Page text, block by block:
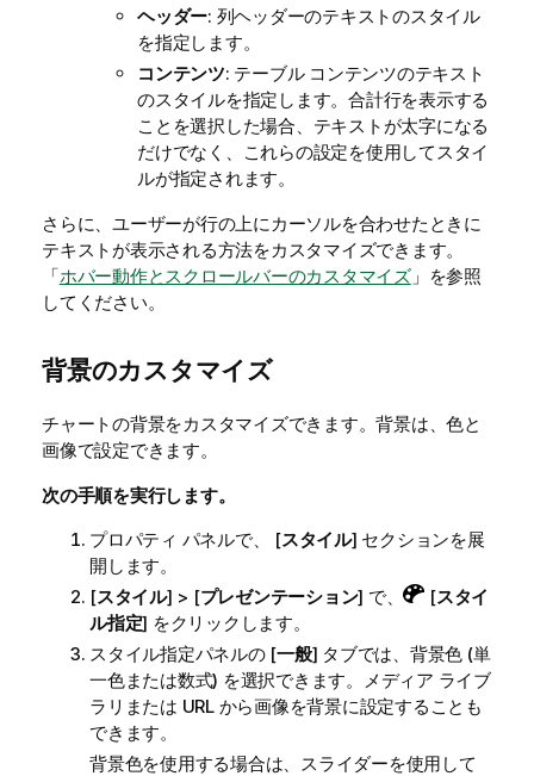
ヘッダー: 列ヘッダーのテキストのスタイル
を指定します。
コンテンツ: テーブル コンテンツのテキスト
のスタイルを指定します。合計行を表示する
ことを選択した場合、テキストが太字になる
だけでなく、これらの設定を使用してスタイ
ルが指定されます。
さらに、ユーザーが行の上にカーソルを合わせたときに
テキストが表示される方法をカスタマイズできます。
「ホバー動作とスクロールバーのカスタマイズ」を参照
してください。
背景のカスタマイズ
チャートの背景をカスタマイズできます。背景は、色と
画像で設定できます。
次の手順を実行します。
プロパティ パネルで、 [スタイル] セクションを展
開します。
[スタイル] > [プレゼンテーション] で、 [スタイ
ル指定] をクリックします。
スタイル指定パネルの [一般] タブでは、背景色 (単
一色または数式) を選択できます。メディア ライブ
ラリまたは URL から画像を背景に設定することも
できます。
背景色を使用する場合は、スライダーを使用して